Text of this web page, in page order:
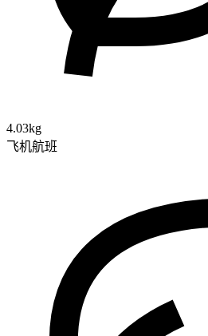
4.03kg
飞机航班